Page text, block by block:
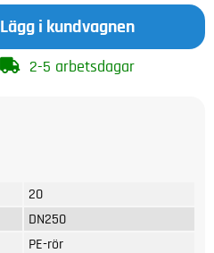
Lägg i kundvagnen
2-5 arbetsdagar
20
DN250
PE-rör